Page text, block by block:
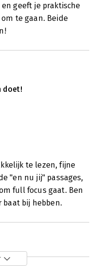
geeft je praktische
te gaan. Beide
doet!
te lezen, fijne
"en nu jij" passages,
full focus gaat. Ben
baat bij hebben.